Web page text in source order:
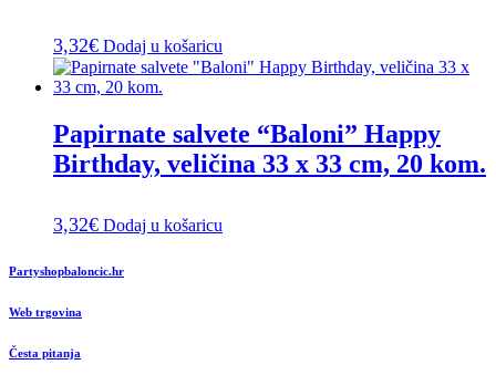
3,32€ Dodaj u košaricu
Papirnate salvete “Baloni” Happy
Birthday, veličina 33 x 33 cm, 20 kom.
3,32€ Dodaj u košaricu
Partyshopbaloncic.hr
Web trgovina
Česta pitanja